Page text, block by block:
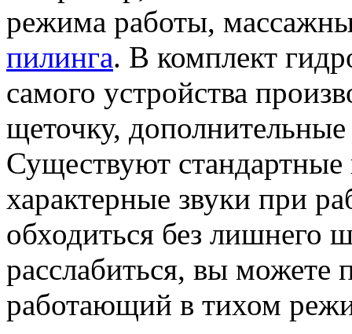
режима работы,
пилинга. В комплект
самого устройства
щеточку,
Существуют
характерные звуки при
обходиться без лишнего
расслабиться, вы можете
работающий в тихом